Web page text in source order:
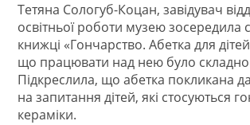
Тетяна Сологуб-Коцан, завідувач
освітньої роботи музею зосередила
книжці «Гончарство. Абетка для
що працювати над нею було складно
Підкреслила, що абетка покликана
на запитання дітей, які стосуються
кераміки.